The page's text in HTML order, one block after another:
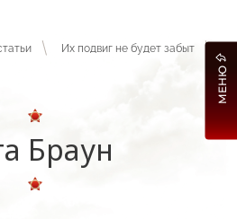
Их подвиг не будет забыт
Браун
МЕНЮ